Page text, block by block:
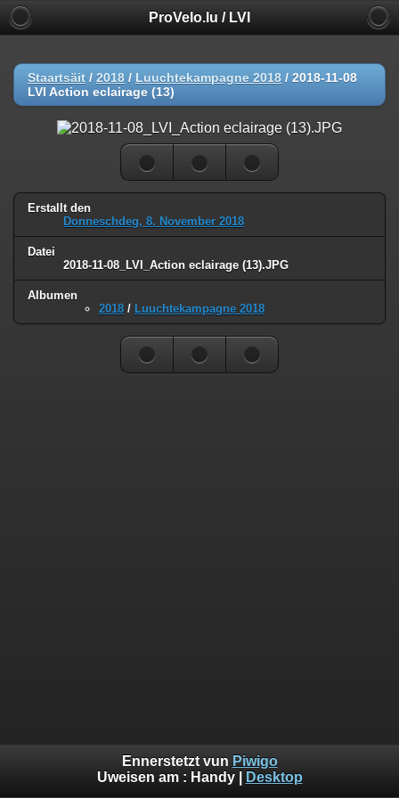
ProVelo.lu / LVI
Staartsäit / 2018 / Luuchtekampagne 2018 / 2018-11-08
LVI Action eclairage (13)
Erstallt den
Donneschdeg, 8. November 2018
Datei
2018-11-08_LVI_Action eclairage (13).JPG
Albumen
2018 / Luuchtekampagne 2018
Ennerstetzt vun Piwigo
Uweisen am : Handy| Desktop